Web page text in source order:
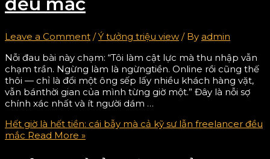
Leave a Comment /Ý tưởng triệu view / By admin
Nỗi đau bài này chạm: “Tôi làm cật lực mà thu nhập vẫn
chạm trần. Ngừng làm là ngừngtiền. Online rồi cũng thế
thôi — chỉ là đổi một ông sếp lấy nhiều khách hàng vặt,
vẫn bánthời gian của mình từng giờ một.” Đây là nỗi sợ
chính xác nhất và ít người dám …
Hết giờ là hết tiền: cái bẫy mà cả kỹ sư lẫn freelancer đều
mắc Read More »